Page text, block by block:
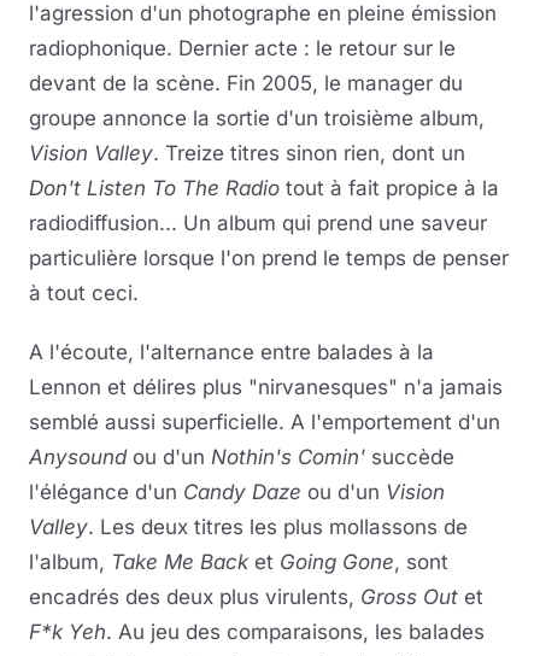
l'agression d'un photographe en pleine émission
radiophonique. Dernier acte : le retour sur le
devant de la scène. Fin 2005, le manager du
groupe annonce la sortie d'un troisième album,
Vision Valley. Treize titres sinon rien, dont un
Don't Listen To The Radio tout à fait propice à la
radiodiffusion... Un album qui prend une saveur
particulière lorsque l'on prend le temps de penser
à tout ceci.
A l'écoute, l'alternance entre balades à la
Lennon et délires plus "nirvanesques" n'a jamais
semblé aussi superficielle. A l'emportement d'un
Anysound ou d'un Nothin's Comin' succède
l'élégance d'un Candy Daze ou d'un Vision
Valley. Les deux titres les plus mollassons de
l'album, Take Me Back et Going Gone, sont
encadrés des deux plus virulents, Gross Out et
F*k Yeh. Au jeu des comparaisons, les balades